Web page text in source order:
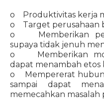
o Produktivitas kerja
o Target perusahaan
o Memberikan
supaya tidak jenuh
o Memberikan
dapat menambah etos
o Mempererat
sampai dapat
memecahkan masalah